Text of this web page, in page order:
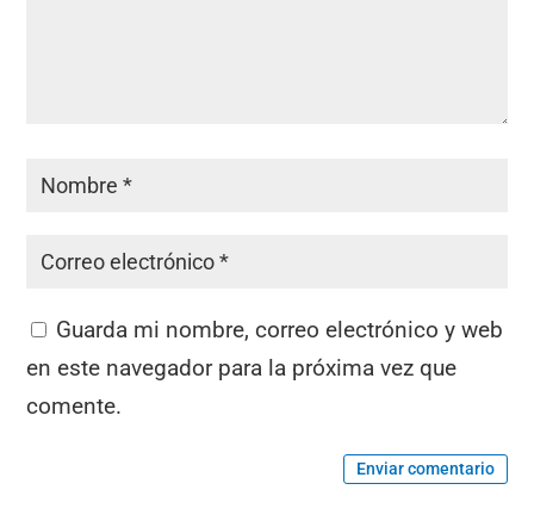
Guarda mi nombre, correo electrónico y web
en este navegador para la próxima vez que
comente.
Enviar comentario